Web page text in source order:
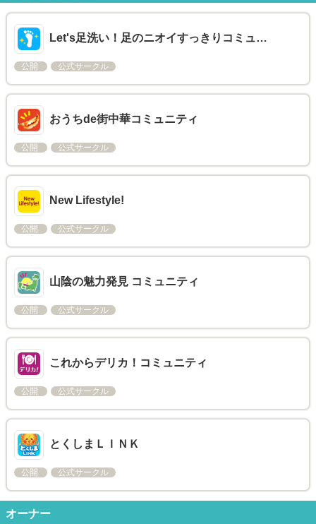
Let's足洗い！足のニオイすっきりコミュ…
公開 公式サークル
おうちde街中華コミュニティ
公開 公式サークル
New Lifestyle!
公開 公式サークル
山陰の魅力発見 コミュニティ
公開 公式サークル
これからデリカ！コミュニティ
公開 公式サークル
とくしまＬＩＮＫ
公開 公式サークル
オーナー